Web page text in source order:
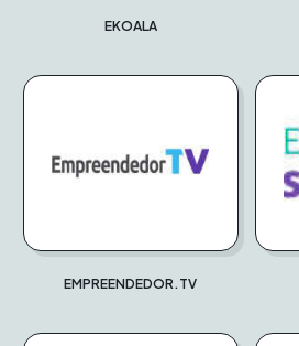
EKOALA
EMPREENDEDOR.TV